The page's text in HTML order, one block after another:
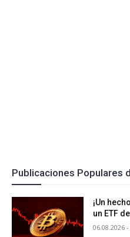
Publicaciones Populares
¡Un
un ETF
06.08.2026